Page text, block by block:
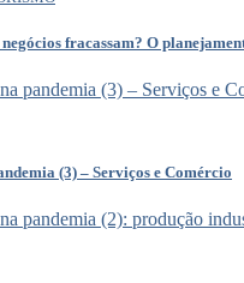
fracassam? O
(3) – Serviços e Comércio